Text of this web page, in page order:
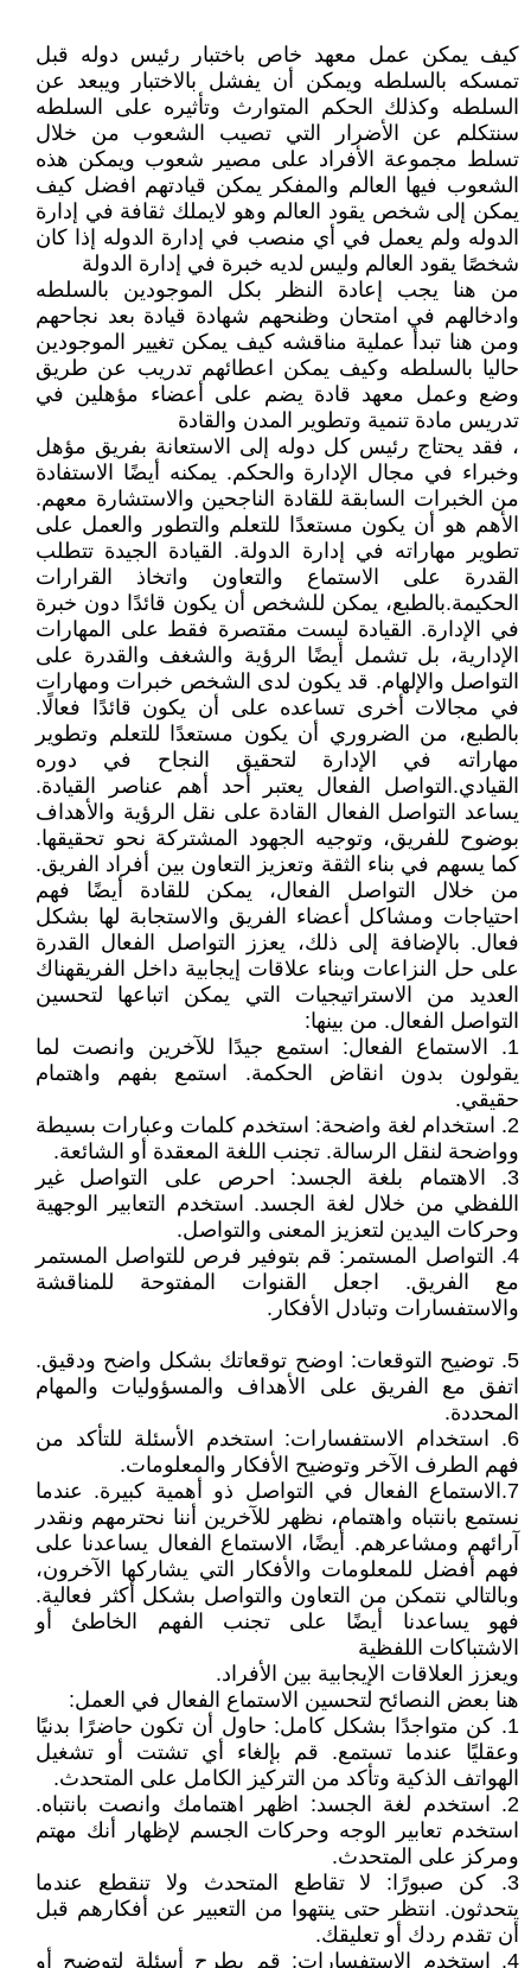
كيف يمكن عمل معهد خاص باختبار رئيس دوله قبل
تمسكه بالسلطه ويمكن أن يفشل بالاختبار ويبعد عن
السلطه وكذلك الحكم المتوارث وتأثيره على السلطه
سنتكلم عن الأضرار التي تصيب الشعوب من خلال
تسلط مجموعة الأفراد على مصير شعوب ويمكن هذه
الشعوب فيها العالم والمفكر يمكن قيادتهم افضل كيف
يمكن إلى شخص يقود العالم وهو لايملك ثقافة في إدارة
الدوله ولم يعمل في أي منصب في إدارة الدوله إذا كان
شخصًا يقود العالم وليس لديه خبرة في إدارة الدولة
من هنا يجب إعادة النظر بكل الموجودين بالسلطه
وادخالهم في امتحان وظنحهم شهادة قيادة بعد نجاحهم
ومن هنا تبدأ عملية مناقشه كيف يمكن تغيير الموجودين
حاليا بالسلطه وكيف يمكن اعطائهم تدريب عن طريق
وضع وعمل معهد قادة يضم على أعضاء مؤهلين في
تدريس مادة تنمية وتطوير المدن والقادة
، فقد يحتاج رئيس كل دوله إلى الاستعانة بفريق مؤهل
وخبراء في مجال الإدارة والحكم. يمكنه أيضًا الاستفادة
من الخبرات السابقة للقادة الناجحين والاستشارة معهم.
الأهم هو أن يكون مستعدًا للتعلم والتطور والعمل على
تطوير مهاراته في إدارة الدولة. القيادة الجيدة تتطلب
القدرة على الاستماع والتعاون واتخاذ القرارات
الحكيمة.بالطبع، يمكن للشخص أن يكون قائدًا دون خبرة
في الإدارة. القيادة ليست مقتصرة فقط على المهارات
الإدارية، بل تشمل أيضًا الرؤية والشغف والقدرة على
التواصل والإلهام. قد يكون لدى الشخص خبرات ومهارات
في مجالات أخرى تساعده على أن يكون قائدًا فعالًا.
بالطبع، من الضروري أن يكون مستعدًا للتعلم وتطوير
مهاراته في الإدارة لتحقيق النجاح في دوره
القيادي.التواصل الفعال يعتبر أحد أهم عناصر القيادة.
يساعد التواصل الفعال القادة على نقل الرؤية والأهداف
بوضوح للفريق، وتوجيه الجهود المشتركة نحو تحقيقها.
كما يسهم في بناء الثقة وتعزيز التعاون بين أفراد الفريق.
من خلال التواصل الفعال، يمكن للقادة أيضًا فهم
احتياجات ومشاكل أعضاء الفريق والاستجابة لها بشكل
فعال. بالإضافة إلى ذلك، يعزز التواصل الفعال القدرة
على حل النزاعات وبناء علاقات إيجابية داخل الفريقهناك
العديد من الاستراتيجيات التي يمكن اتباعها لتحسين
التواصل الفعال. من بينها:
1. الاستماع الفعال: استمع جيدًا للآخرين وانصت لما
يقولون بدون انقاض الحكمة. استمع بفهم واهتمام
حقيقي.
2. استخدام لغة واضحة: استخدم كلمات وعبارات بسيطة
وواضحة لنقل الرسالة. تجنب اللغة المعقدة أو الشائعة.
3. الاهتمام بلغة الجسد: احرص على التواصل غير
اللفظي من خلال لغة الجسد. استخدم التعابير الوجهية
وحركات اليدين لتعزيز المعنى والتواصل.
4. التواصل المستمر: قم بتوفير فرص للتواصل المستمر
مع الفريق. اجعل القنوات المفتوحة للمناقشة
والاستفسارات وتبادل الأفكار.
5. توضيح التوقعات: اوضح توقعاتك بشكل واضح ودقيق.
اتفق مع الفريق على الأهداف والمسؤوليات والمهام
المحددة.
6. استخدام الاستفسارات: استخدم الأسئلة للتأكد من
فهم الطرف الآخر وتوضيح الأفكار والمعلومات.
7.الاستماع الفعال في التواصل ذو أهمية كبيرة. عندما
نستمع بانتباه واهتمام، نظهر للآخرين أننا نحترمهم ونقدر
آرائهم ومشاعرهم. أيضًا، الاستماع الفعال يساعدنا على
فهم أفضل للمعلومات والأفكار التي يشاركها الآخرون،
وبالتالي نتمكن من التعاون والتواصل بشكل أكثر فعالية.
فهو يساعدنا أيضًا على تجنب الفهم الخاطئ أو
الاشتباكات اللفظية
ويعزز العلاقات الإيجابية بين الأفراد.
هنا بعض النصائح لتحسين الاستماع الفعال في العمل:
1. كن متواجدًا بشكل كامل: حاول أن تكون حاضرًا بدنيًا
وعقليًا عندما تستمع. قم بإلغاء أي تشتت أو تشغيل
الهواتف الذكية وتأكد من التركيز الكامل على المتحدث.
2. استخدم لغة الجسد: اظهر اهتمامك وانصت بانتباه.
استخدم تعابير الوجه وحركات الجسم لإظهار أنك مهتم
ومركز على المتحدث.
3. كن صبورًا: لا تقاطع المتحدث ولا تنقطع عندما
يتحدثون. انتظر حتى ينتهوا من التعبير عن أفكارهم قبل
أن تقدم ردك أو تعليقك.
4. استخدم الاستفسارات: قم بطرح أسئلة لتوضيح أو